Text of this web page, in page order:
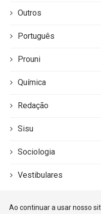
Outros
Português
Prouni
Química
Redação
Sisu
Sociologia
Vestibulares
Ao continuar a usar nosso